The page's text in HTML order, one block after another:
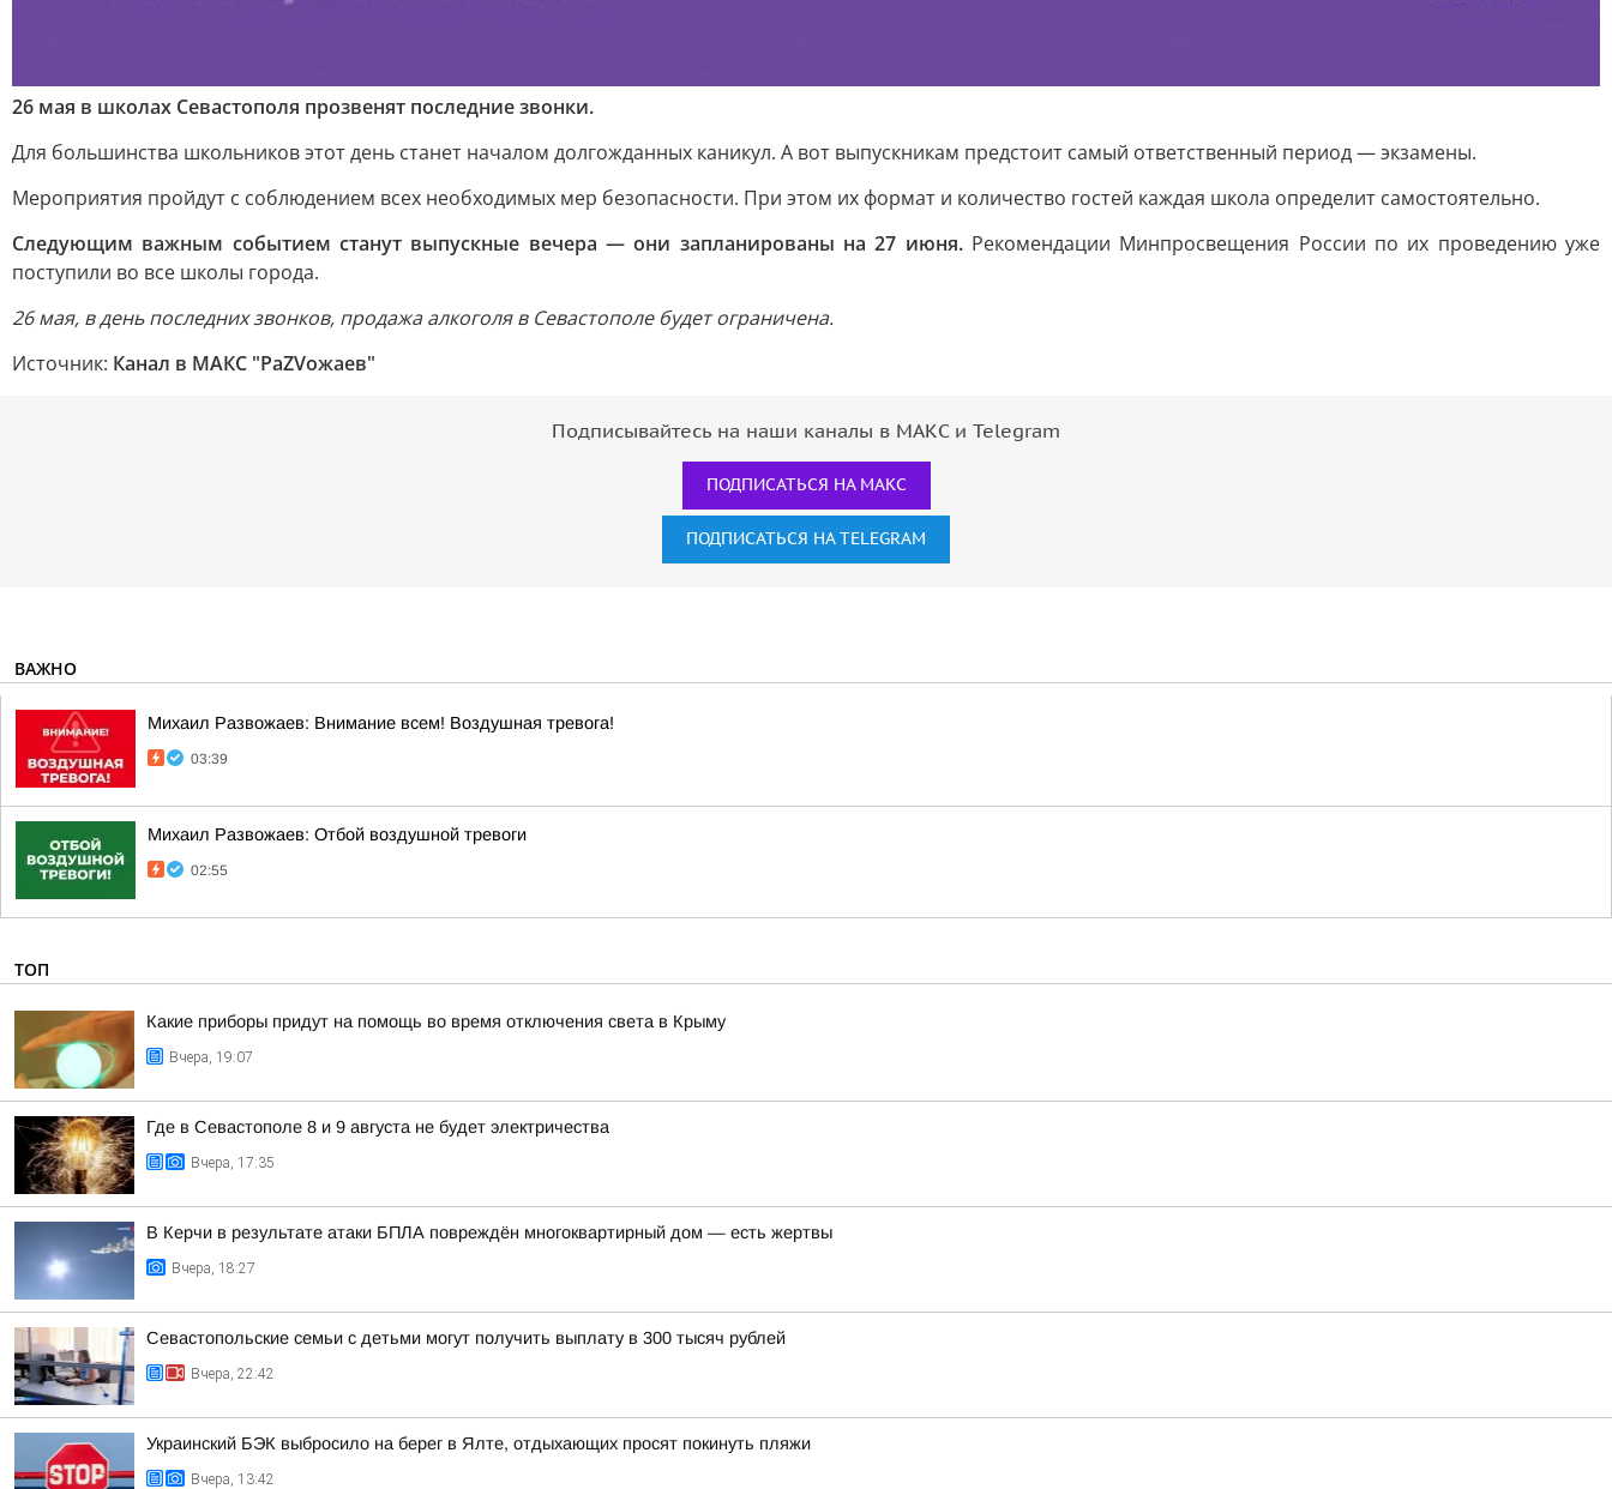
26 мая в школах Севастополя прозвенят последние звонки.
Для большинства школьников этот день станет началом долгожданных каникул. А вот выпускникам предстоит самый ответственный период — экзамены.
Мероприятия пройдут с соблюдением всех необходимых мер безопасности. При этом их формат и количество гостей каждая школа определит самостоятельно.
Следующим важным событием станут выпускные вечера — они запланированы на 27 июня.Рекомендации Минпросвещения России по их проведению уже
поступили во все школы города.
26 мая, в день последних звонков, продажа алкоголя в Севастополе будет ограничена.
Источник: Канал в МАКС "РаZVожаев"
Подписывайтесь на наши каналы в МАКС и Telegram
ПОДПИСАТЬСЯ НА МАКС
ПОДПИСАТЬСЯ НА TELEGRAM
ВАЖНО
Михаил Развожаев: Внимание всем! Воздушная тревога!
03:39
Михаил Развожаев: Отбой воздушной тревоги
02:55
ТОП
Какие приборы придут на помощь во время отключения света в Крыму
Вчера, 19:07
Где в Севастополе 8 и 9 августа не будет электричества
Вчера, 17:35
В Керчи в результате атаки БПЛА повреждён многоквартирный дом — есть жертвы
Вчера, 18:27
Севастопольские семьи с детьми могут получить выплату в 300 тысяч рублей
Вчера, 22:42
Украинский БЭК выбросило на берег в Ялте, отдыхающих просят покинуть пляжи
Вчера, 13:42